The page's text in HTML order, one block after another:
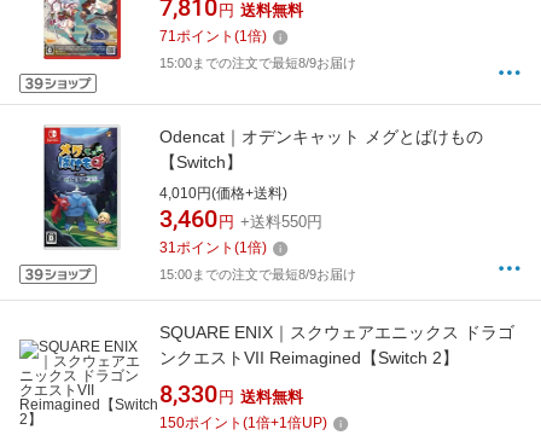
7,810 円 送料無料
71ポイント (1倍)
15:00までの注文で最短8/9お届け
Odencat｜オデンキャット メグとばけもの
【Switch】
4,010円(価格+送料)
3,460 円 +送料550円
31ポイント (1倍)
15:00までの注文で最短8/9お届け
SQUARE ENIX｜スクウェアエニックス ドラゴ
ンクエストVII Reimagined【Switch 2】
8,330 円 送料無料
150ポイント (1倍+1倍UP)